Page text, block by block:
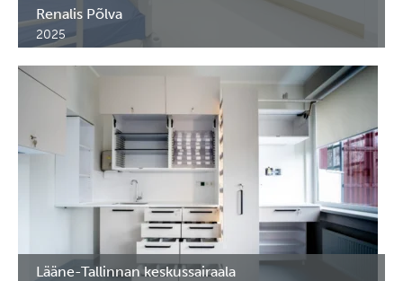
Renalis Põlva
2025
Lääkekaapit, kärryt ja erikoiskalusteet.
Lääne-Tallinnan keskussairaala